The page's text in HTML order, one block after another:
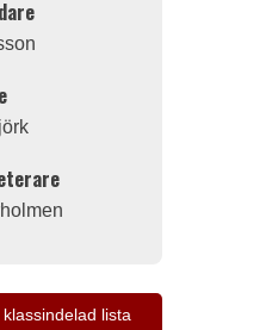
klassindelad lista